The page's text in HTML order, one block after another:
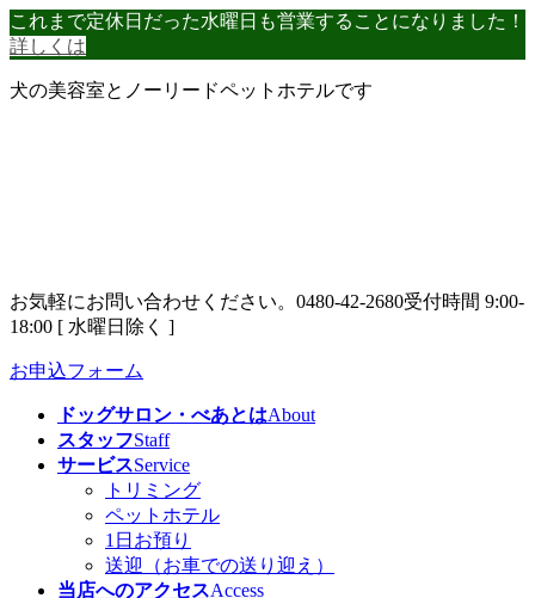
コ
ン
ン
ナ
ビ
ー
これまで定休日だった水曜日も営業することになりました！
詳しくは
犬の美容室とノーリードペットホテルです
お気軽にお問い合わせください。 0480-42-2680受付時間 9:00-
18:00 [ 水曜日除く ]
お申込フォーム
ドッグサロン・べあとはAbout
スタッフStaff
サービスService
トリミング
ペットホテル
1日お預り
送迎（お車での送り迎え）
当店へのアクセスAccess